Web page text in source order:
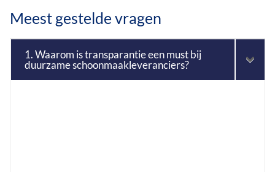
Meest gestelde vragen
1. Waarom is transparantie een must bij
duurzame schoonmaakleveranciers?